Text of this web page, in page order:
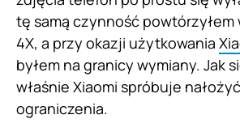
tę samą czynność powtórzyłem
4X, a przy okazji użytkowania
byłem na granicy wymiany. Jak
właśnie Xiaomi spróbuje
ograniczenia.